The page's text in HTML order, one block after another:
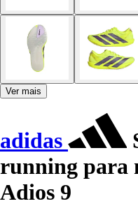
Ver mais
adidas
running para
Adios 9